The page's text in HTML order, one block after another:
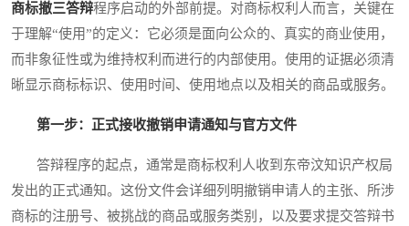
商标撤三答辩程序启动的外部前提。对商标权利人而言，关键在
于理解“使用”的定义：它必须是面向公众的、真实的商业使用，
而非象征性或为维持权利而进行的内部使用。使用的证据必须清
晰显示商标标识、使用时间、使用地点以及相关的商品或服务。
第一步：正式接收撤销申请通知与官方文件
答辩程序的起点，通常是商标权利人收到东帝汶知识产权局
发出的正式通知。这份文件会详细列明撤销申请人的主张、所涉
商标的注册号、被挑战的商品或服务类别，以及要求提交答辩书